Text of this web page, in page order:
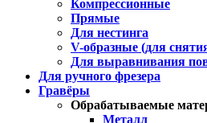
Компрессионные
Прямые
Для нестинга
V-образные (для
Для выравнивания
Для ручного фрезера
Гравёры
Обрабатываемые
Металл